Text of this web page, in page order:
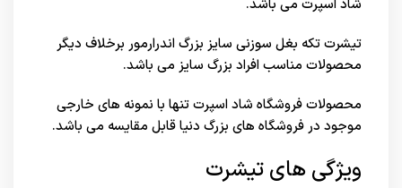
شاد اسپرت می باشد.
تیشرت تکه بغل سوزنی سایز بزرگ اندرارمور برخلاف دیگر
محصولات مناسب افراد بزرگ سایز می باشد.
محصولات فروشگاه شاد اسپرت تنها با نمونه های خارجی
موجود درفروشگاه های بزرگ دنیاقابل مقایسه می باشد.
ویژگی های تیشرت